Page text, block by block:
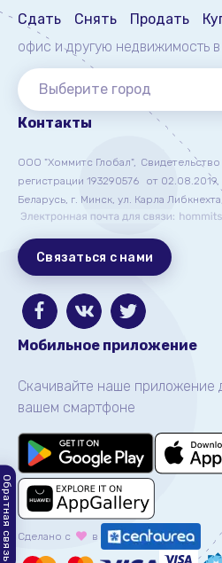
Сдать Снять Продать
офис и другую недвижимость
Выберите город
Контакты
ООО "Хоммитс Глобал",
регистрации 193290576
от 02.08.2019,
Беларусь, г. Минск, ул. Карла
Связаться с нами
Мобильное приложение
Скачивайте наше приложение
вашем смартфоне
Сделано с в
Обратная связь